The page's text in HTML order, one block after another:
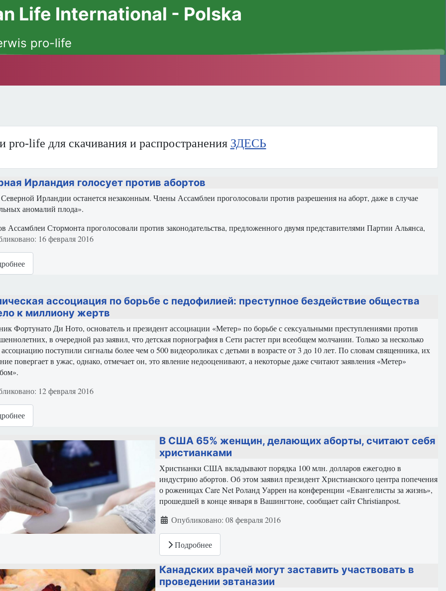
Life International - Polska
pro-life
pro-life для скачивания и распространения ЗДЕСЬ
Ирландия голосует против абортов
Ирландии останется незаконным. Члены Ассамблеи проголосовали против разрешения на аборт, даже в случае
аномалий плода».
Ассамблеи Стормонта проголосовали против законодательства, предложенного двумя представителями Партии Альянса,
о материале
16 февраля 2016
ассоциация по борьбе с педофилией: преступное бездействие общества
к миллиону жертв
Фортунато Ди Ното, основатель и президент ассоциации «Метер» по борьбе с сексуальными преступлениями против
в очередной раз заявил, что детская порнография в Сети растет при всеобщем молчании. Только за несколько
поступили сигналы более чем о 500 видеороликах с детьми в возрасте от 3 до 10 лет. По словам священника, их
повергает в ужас, однако, отмечает он, это явление недооценивают, а некоторые даже считают заявления «Метер»
о материале
12 февраля 2016
В США 65% женщин, делающих аборты, считают себя
христианками
Христианки США вкладывают порядка 100 млн. долларов ежегодно в
индустрию абортов. Об этом заявил президент Христианского центра попечения
о роженицах Care Net Роланд Уаррен на конференции «Евангелисты за жизнь»,
прошедшей в конце января в Вашингтоне, сообщает сайт Christianpost.
Информация о материале
Опубликовано: 08 февраля 2016
Подробнее
Канадских врачей могут заставить участвовать в
проведении эвтаназии